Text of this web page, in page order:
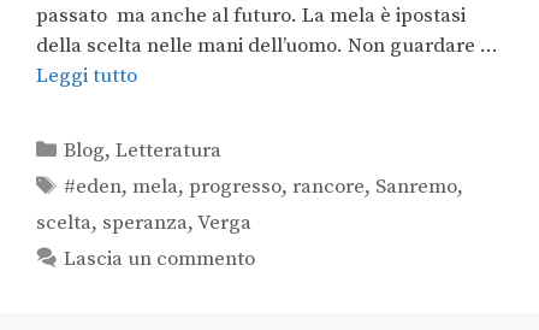
passato ma anche al futuro. La mela è ipostasi
della scelta nelle mani dell’uomo. Non guardare …
Leggi tutto
Blog,Letteratura
#eden,mela,progresso,rancore, Sanremo,
scelta, speranza,Verga
Lascia un commento